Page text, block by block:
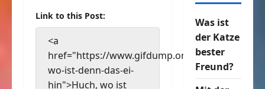
Link to this Post:
<a
href="https://www.gifdump.org/huch-
wo-ist-denn-das-ei-
hin">Huch, wo ist
Was ist
der Katze
bester
Freund?